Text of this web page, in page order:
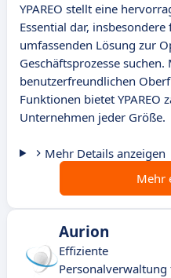
YPAREO stellt eine
Essential dar,
umfassenden Lösung zur
Geschäftsprozesse suchen.
benutzerfreundlichen
Funktionen bietet YPAREO
Unternehmen jeder Größe.
Mehr Details anzeigen
Mehr
Aurion
Effiziente
Personalverwaltung